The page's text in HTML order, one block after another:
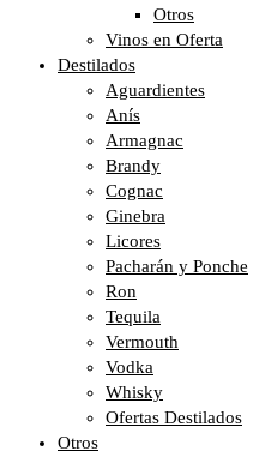
Otros
Vinos en Oferta
Destilados
Aguardientes
Anís
Armagnac
Brandy
Cognac
Ginebra
Licores
Pacharán y Ponche
Ron
Tequila
Vermouth
Vodka
Whisky
Ofertas Destilados
Otros